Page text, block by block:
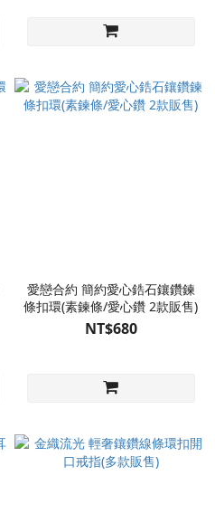
愛戀合約 簡約愛心鋯石鑲鑽鍊
條扣環(素鍊條/愛心鑽 2款販售)
NT$680